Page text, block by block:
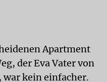
Apartment
der Eva Vater von
kein einfacher.